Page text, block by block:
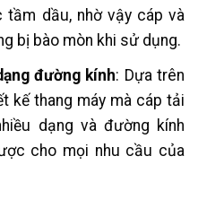
tầm dầu, nhờ vậy cáp và
bị bào mòn khi sử dụng.
đường kính: Dựa trên
kế thang máy mà cáp tải
dạng và đường kính
cho mọi nhu cầu của